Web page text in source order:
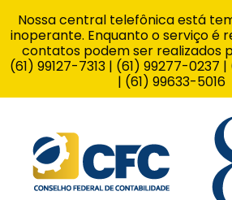
Nossa central telefônica está
inoperante. Enquanto o serviço é
contatos podem ser realizados
(61) 99127-7313 | (61) 99277-0237
| (61) 99633-5016